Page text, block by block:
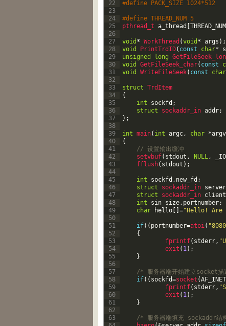
22
23
24
25
26
27
28
29
30
31
32
33
34
35
36
37
38
39
40
41
42
43
44
45
46
47
48
49
50
51
52
53
54
55
56
57
58
59
60
61
62
63
#define PACK_SIZE 1024*512
#define THREAD_NUM 5
pthread_t a_thread THREAD_NUM
void * WorkThread (void * args ) ;
void
PrintTrdID( const char* s
unsigned
long
void
GetFileSeek_char( const
void
WriteFileSeek( const char
struct TrdItem
{
int
sockfd ;
struct
sockaddr_in addr;
} ;
int main( int argc, char *argv
{
// 设置输出缓冲
setvbuf( stdout , NULL,
fflush( stdout ) ;
int sockfd , new_fd ;
struct
sockaddr_in
struct
sockaddr_in
int
sin_size, portnumber;
char
hello ="Hello! Are
if( ( portnumber=atoi(
{
fprintf( stderr,
exit ( 1) ;
}
/* 服务器端开始建立socket
if( ( sockfd=socket (AF_INET
fprintf( stderr,
exit ( 1) ;
}
/* 服务器端填充 sockaddr结